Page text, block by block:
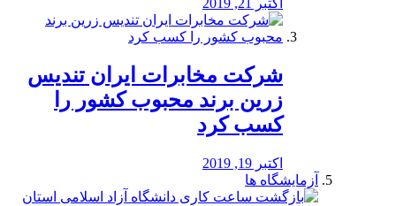
اکتبر 21, 2019
شرکت مخابرات ایران تندیس
زرین برند محبوب کشور را
کسب کرد
اکتبر 19, 2019
آزمایشگاه ها